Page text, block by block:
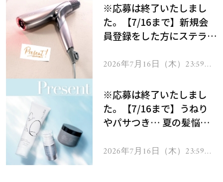
※応募は終了いたしまし
た。【7/16まで】新規会
員登録をした方にステラボ
ヘアドライヤー ジュエル
2026年7月16日（木）23:59ま
※応募は終了いたしまし
た。【7/16まで】うねり
やパサつき… 夏の髪悩み
ムを13名様にプレゼン
2026年7月16日（木）23:59ま